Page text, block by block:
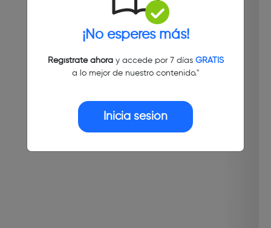
¡No esperes más!
Regístrate ahoray accede por 7 días GRATIS
a lo mejor de nuestro contenido."
Inicia sesión